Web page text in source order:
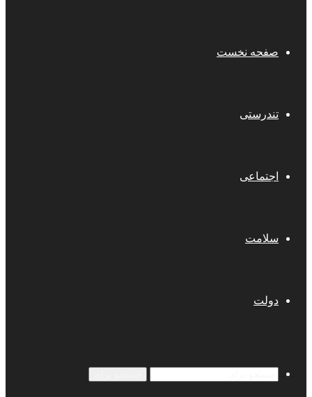
صفحه نخست
تندرستی
اجتماعی
سلامت
دولت